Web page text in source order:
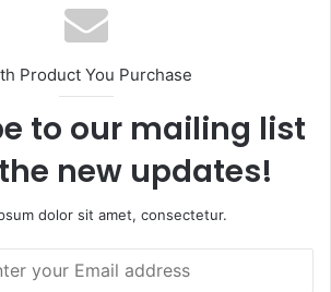
Product You Purchase
to our mailing list
new updates!
dolor sit amet, consectetur.